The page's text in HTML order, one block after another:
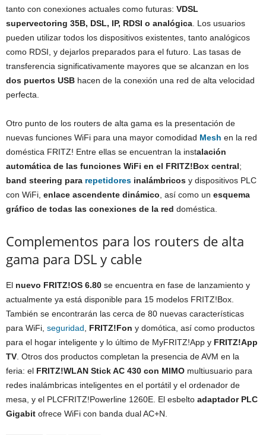
tanto con conexiones actuales como futuras: VDSL
supervectoring 35B, DSL, IP, RDSI o analógica . Los usuarios
pueden utilizar todos los dispositivos existentes, tanto analógicos
como RDSI, y dejarlos preparados para el futuro. Las tasas de
transferencia significativamente mayores que se alcanzan en los
dos puertos USB hacen de la conexión una red de alta velocidad
perfecta.
Otro punto de los routers de alta gama es la presentación de
nuevas funciones WiFi para una mayor comodidad Mesh en la red
doméstica FRITZ! Entre ellas se encuentran la instalación
automática de las funciones WiFi en el FRITZ!Box central;
band steering para repetidores inalámbricos y dispositivos PLC
con WiFi, enlace ascendente dinámico , así como un esquema
gráfico de todas las conexiones de la red doméstica.
Complementos para los routers de alta
gama para DSL y cable
El nuevo FRITZ!OS 6.80 se encuentra en fase de lanzamiento y
actualmente ya está disponible para 15 modelos FRITZ!Box.
También se encontrarán las cerca de 80 nuevas características
para WiFi, seguridad FRITZ!Fon y domótica, así como productos
para el hogar inteligente y lo último de MyFRITZ!App y FRITZ!App
TV . Otros dos productos completan la presencia de AVM en la
feria: el FRITZ!WLAN Stick AC 430 con MIMO multiusuario para
redes inalámbricas inteligentes en el portátil y el ordenador de
mesa, y el PLCFRITZ!Powerline 1260E. El esbelto adaptador PLC
Gigabit ofrece WiFi con banda dual AC+N.